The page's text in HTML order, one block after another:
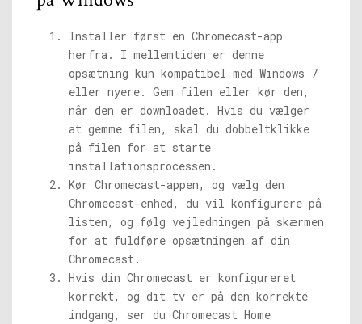
Installer først en Chromecast-app
herfra. I mellemtiden er denne
opsætning kun kompatibel med Windows 7
eller nyere. Gem filen eller kør den,
når den er downloadet. Hvis du vælger
at gemme filen, skal du dobbeltklikke
på filen for at starte
installationsprocessen.
Kør Chromecast-appen, og vælg den
Chromecast-enhed, du vil konfigurere på
listen, og følg vejledningen på skærmen
for at fuldføre opsætningen af ​​din
Chromecast.
Hvis din Chromecast er konfigureret
korrekt, og dit tv er på den korrekte
indgang, ser du Chromecast Home